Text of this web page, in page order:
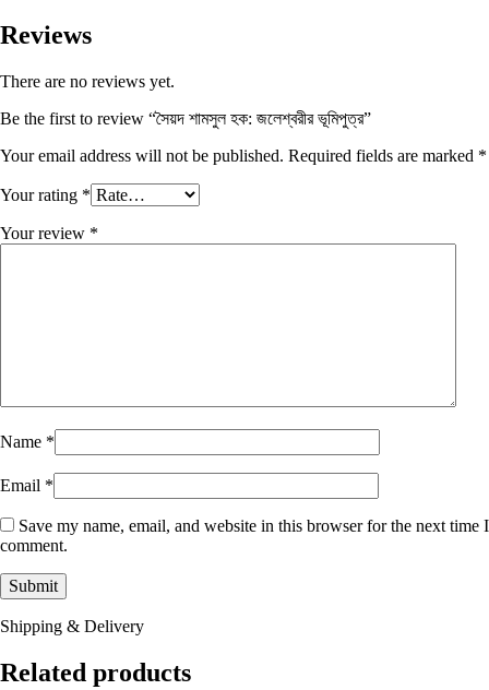
Reviews
There are no reviews yet.
Be the first to review “সৈয়দ শামসুল হক: জলেশ্বরীর ভূমিপুত্র”
Your email address will not be published. Required fields are marked *
Your rating *
Your review *
Name *
Email *
Save my name, email, and website in this browser for the next time I
comment.
Shipping & Delivery
Related products